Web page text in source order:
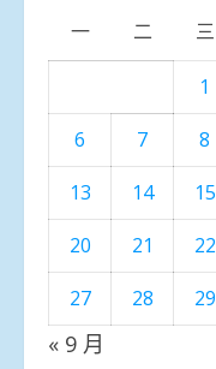
一 二 三
1
6
7 8
13
14 15
20
21 22
27
28 29
« 9 月